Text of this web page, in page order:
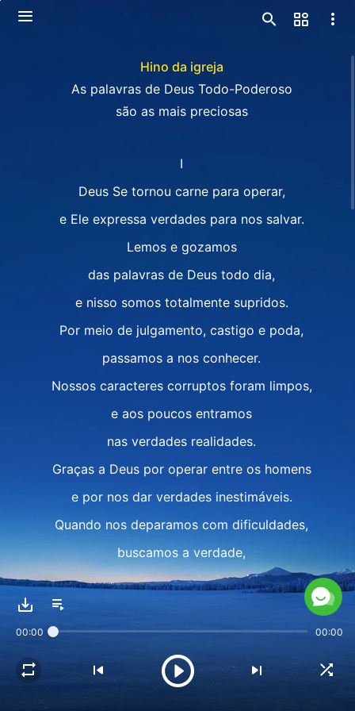
Hino da igreja
As palavras de Deus Todo-Poderoso
são as mais preciosas
I
Deus Se tornou carne para operar,
e Ele expressa verdades para nos salvar.
Lemos e gozamos
das palavras de Deus todo dia,
e nisso somos totalmente supridos.
Por meio de julgamento, castigo e poda,
passamos a nos conhecer.
Nossos caracteres corruptos foram limpos,
e aos poucos entramos
nas verdades realidades.
Graças a Deus por operar entre os homens
e por nos dar verdades inestimáveis.
Quando nos deparamos com dificuldades,
buscamos a verdade,
e temos uma senda de prática
Entender a verdade torna
o coração claro como um espelho,
permite discernir o verdadeiro do falso
00:00 00:00